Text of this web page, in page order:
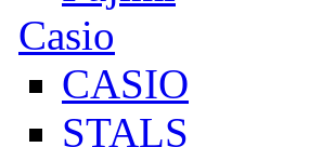
Casio
CASIO
STALS